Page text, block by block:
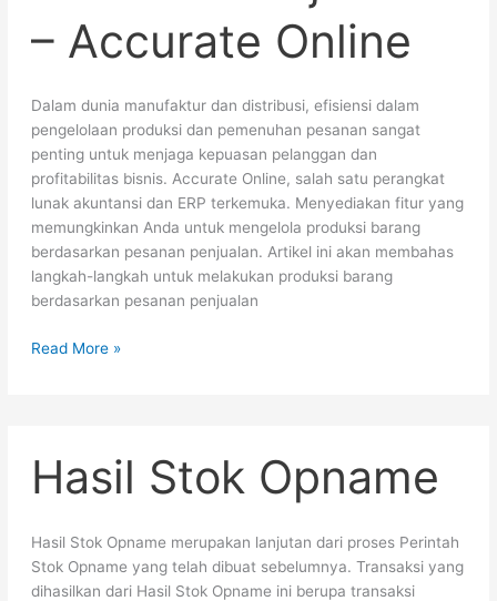
– Accurate Online
Dalam dunia manufaktur dan distribusi, efisiensi dalam
pengelolaan produksi dan pemenuhan pesanan sangat
penting untuk menjaga kepuasan pelanggan dan
profitabilitas bisnis. Accurate Online, salah satu perangkat
lunak akuntansi dan ERP terkemuka. Menyediakan fitur yang
memungkinkan Anda untuk mengelola produksi barang
berdasarkan pesanan penjualan. Artikel ini akan membahas
langkah-langkah untuk melakukan produksi barang
berdasarkan pesanan penjualan
Read More »
Hasil Stok Opname
Hasil Stok Opname merupakan lanjutan dari proses Perintah
Stok Opname yang telah dibuat sebelumnya. Transaksi yang
dihasilkan dari Hasil Stok Opname ini berupa transaksi
Stok
Opname